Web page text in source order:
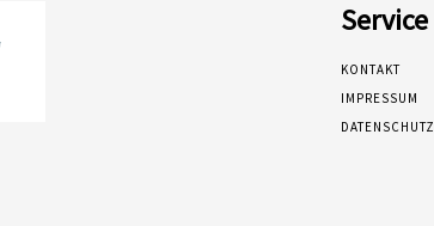
Service
KONTAKT
IMPRESSUM
DATENSCHUTZ